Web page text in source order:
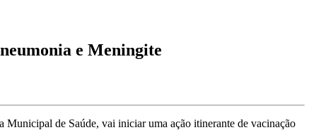
e Meningite
de Saúde, vai iniciar uma ação itinerante de vacinação